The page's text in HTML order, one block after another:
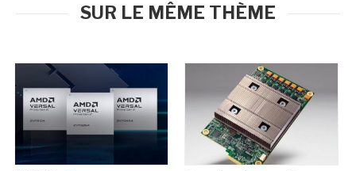
SUR LE MÊME THÈME